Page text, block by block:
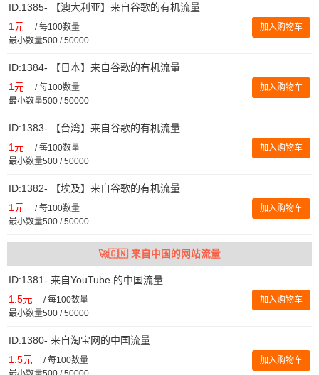
ID:1385- 【澳大利亚】来自谷歌的有机流量
1元 /每100数量
最小数量500 / 50000
加入购物车
ID:1384- 【日本】来自谷歌的有机流量
1元 /每100数量
最小数量500 / 50000
加入购物车
ID:1383- 【台湾】来自谷歌的有机流量
1元 /每100数量
最小数量500 / 50000
加入购物车
ID:1382- 【埃及】来自谷歌的有机流量
1元 /每100数量
最小数量500 / 50000
加入购物车
🚀🇨🇳 来自中国的网站流量
ID:1381- 来自YouTube 的中国流量
1.5元 /每100数量
最小数量500 / 50000
加入购物车
ID:1380- 来自淘宝网的中国流量
1.5元 /每100数量
加入购物车